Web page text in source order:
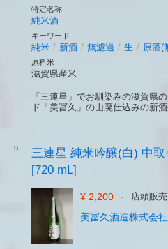
特定名称
純米酒
キーワード
純米 / 新酒 / 無濾過 / 生 / 原酒(
原料米
滋賀県産米
「三連星」でお馴染みの滋賀県
ド「美冨久」の山廃仕込みの新
9.
三連星 純米吟醸(白) 中
[720 mL]
¥ 2,200 - 店頭販売
美冨久酒造株式会社